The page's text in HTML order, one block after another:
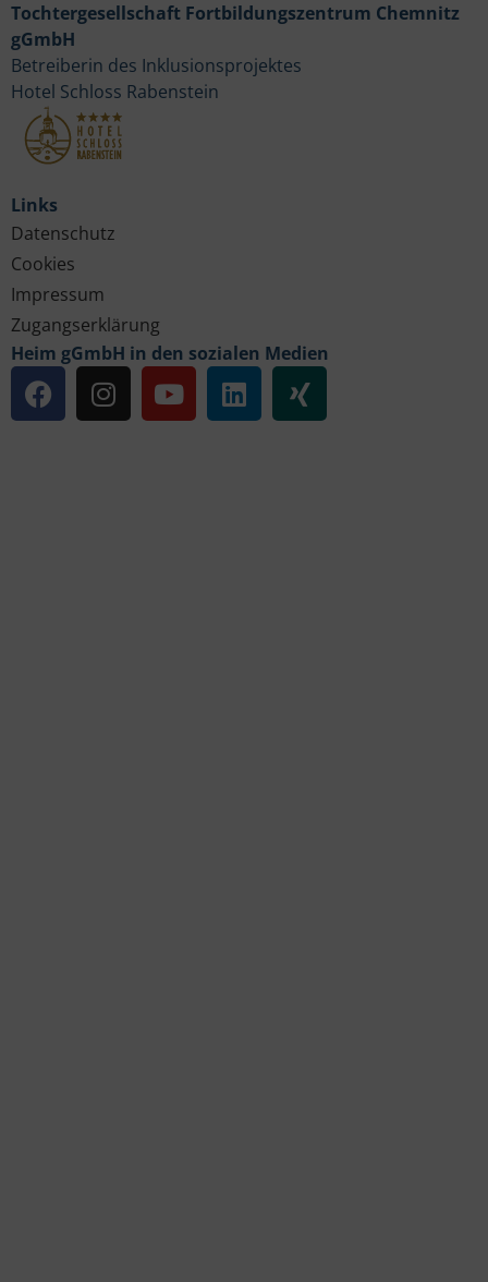
Links
Datenschutz
Cookies
Impressum
Zugangserklärung
Heim gGmbH in den sozialen Medien
Tochtergesellschaft Fortbildungszentrum Chemnitz
gGmbH
Betreiberin des Inklusionsprojektes
Hotel Schloss Rabenstein